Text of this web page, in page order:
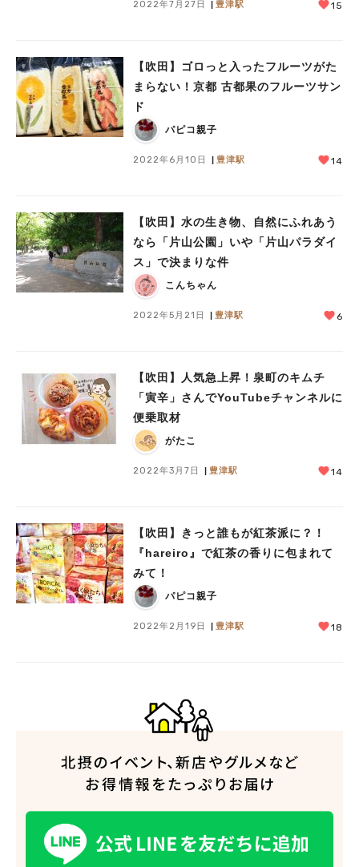
2022年7月27日 豊津駅 15
【吹田】ゴロっと入ったフルーツがた
まらない！京都 古都果のフルーツサン
ド
パピコ親子
2022年6月10日 豊津駅 14
【吹田】水の生き物、自然にふれあう
なら「片山公園」いや「片山パラダイ
ス」で決まりな件
こんちゃん
2022年5月21日 豊津駅 6
【吹田】人気急上昇！泉町のキムチ
「寅辛」さんでYouTubeチャンネルに
便乗取材
がたこ
2022年3月7日 豊津駅 14
【吹田】きっと誰もが紅茶派に？！
『hareiro』で紅茶の香りに包まれて
みて！
パピコ親子
2022年2月19日 豊津駅 18